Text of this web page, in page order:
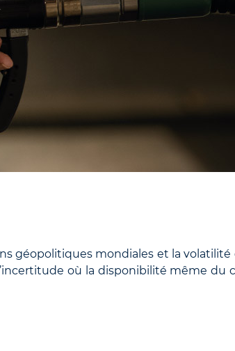
géopolitiques mondiales et la
où la disponibilité même du